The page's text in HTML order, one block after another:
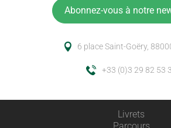
Abonnez-vous à notre
6 place Saint-Goëry,
+33 (0)3 29 82 53
Livrets